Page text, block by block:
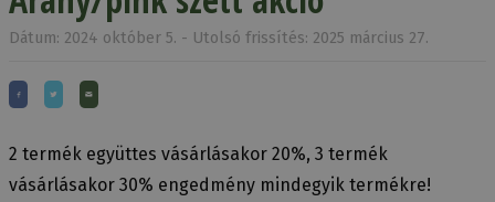
Dátum: 2024 október 5. - Utolsó frissítés: 2025 március 27.
2 termék együttes vásárlásakor 20%, 3 termék
vásárlásakor 30% engedmény mindegyik termékre!